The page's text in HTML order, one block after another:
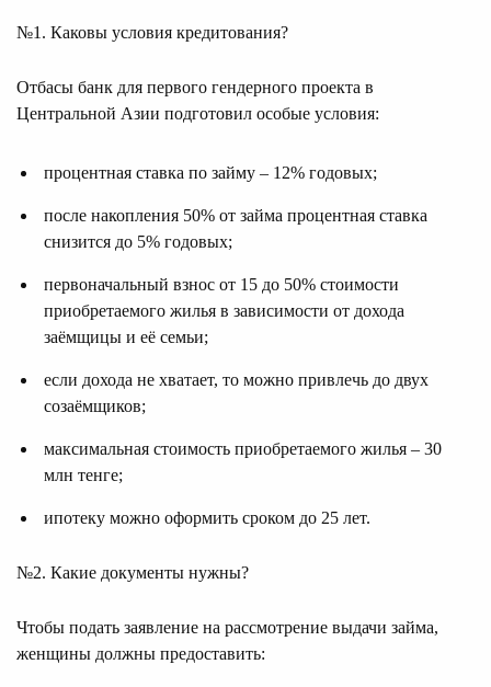
№1. Каковы условия кредитования?
Отбасы банк для первого гендерного проекта в
Центральной Азии подготовил особые условия:
процентная ставка по займу – 12% годовых;
после накопления 50% от займа процентная ставка
снизится до 5% годовых;
первоначальный взнос от 15 до 50% стоимости
приобретаемого жилья в зависимости от дохода
заёмщицы и её семьи;
если дохода не хватает, то можно привлечь до двух
созаёмщиков;
максимальная стоимость приобретаемого жилья – 30
млн тенге;
ипотеку можно оформить сроком до 25 лет.
№2. Какие документы нужны?
Чтобы подать заявление на рассмотрение выдачи займа,
женщины должны предоставить: